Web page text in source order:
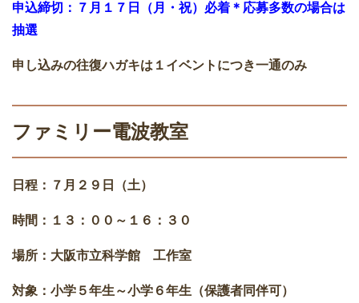
申込締切：７月１７日（月・祝）必着＊応募多数の場合は
抽選
申し込みの往復ハガキは１イベントにつき一通のみ
ファミリー電波教室
日程：７月２９日（土）
時間：１３：００～１６：３０
場所：大阪市立科学館 工作室
対象：小学５年生～小学６年生（保護者同伴可）